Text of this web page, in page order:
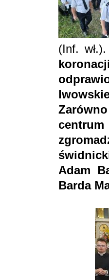
(Inf. wł.).
Adam
Barda